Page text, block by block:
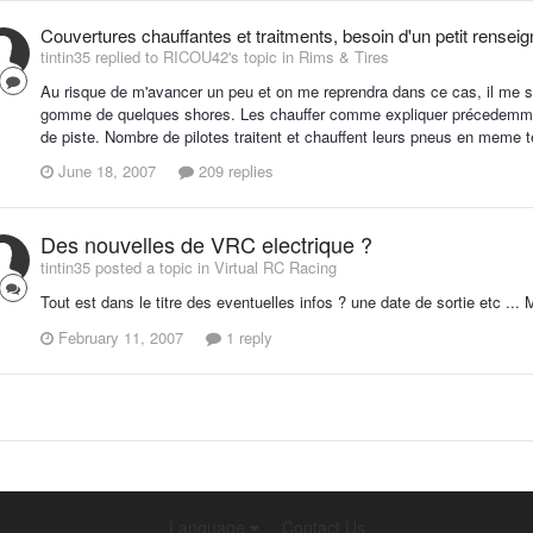
Couvertures chauffantes et traitments, besoin d'un petit
tintin35 replied to RICOU42's topic in Rims & Tires
Au risque de m'avancer un peu et on me reprendra dans ce cas, il
gomme de quelques shores. Les chauffer comme expliquer
de piste. Nombre de pilotes traitent et chauffent leurs pneus en
June 18, 2007
209 replies
Des nouvelles de VRC electrique ?
tintin35 posted a topic in Virtual RC Racing
Tout est dans le titre des eventuelles infos ? une date de sortie etc ...
February 11, 2007
1 reply